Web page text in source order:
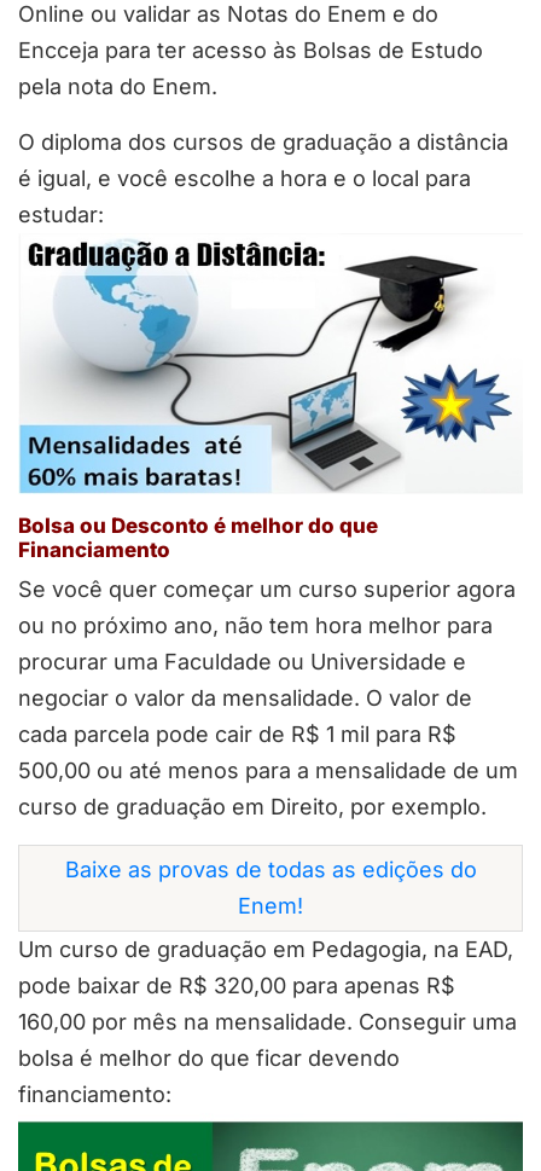
Online ou validar as Notas do Enem e do
Encceja para ter acesso às Bolsas de Estudo
pela nota do Enem.
O diploma dos cursos de graduação a distância
é igual, e você escolhe a hora e o local para
estudar:
Bolsa ou Desconto é melhor do que
Financiamento
Se você quer começar um curso superior agora
ou no próximo ano, não tem hora melhor para
procurar uma Faculdade ou Universidade e
negociar o valor da mensalidade. O valor de
cada parcela pode cair de R$ 1 mil para R$
500,00 ou até menos para a mensalidade de um
curso de graduação em Direito, por exemplo.
Baixe as provas de todas as edições do
Enem!
Um curso de graduação em Pedagogia, na EAD,
pode baixar de R$ 320,00 para apenas R$
160,00 por mês na mensalidade. Conseguir uma
bolsa é melhor do que ficar devendo
financiamento: